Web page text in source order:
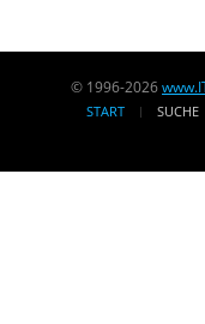
© 1996-2026
START SUCHE